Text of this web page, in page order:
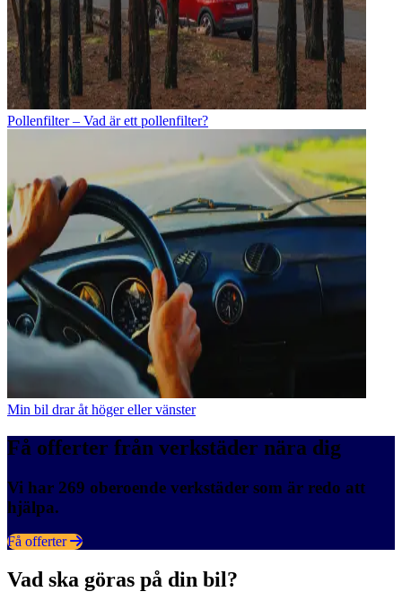
Pollenfilter – Vad är ett pollenfilter?
Min bil drar åt höger eller vänster
Få offerter från verkstäder nära dig
Vi har 269 oberoende verkstäder som är redo att
hjälpa.
Få offerter
Vad ska göras på din bil?